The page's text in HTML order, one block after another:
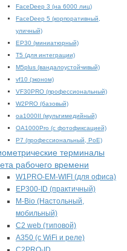
FaceDeep 3 (на 6000 лиц)
FaceDeep 5 (корпоративный,
уличный)
EP30 (миниатюрный)
T5 (для интеграции)
M5plus (вандалоустойчивый)
vf10 (эконом)
VF30PRO (профессиональный)
W2PRO (базовый)
oa1000II (мультимедийный)
OA1000Pro (с фотофиксацией)
P7 (профессиональный, PoE)
терминалы
рабочего времени
W1PRO-EM-WIFI (для офиса)
EP300-ID (практичный)
M-Bio (Настольный,
мобильный)
С2 web (типовой)
A350 (с WiFi и реле)